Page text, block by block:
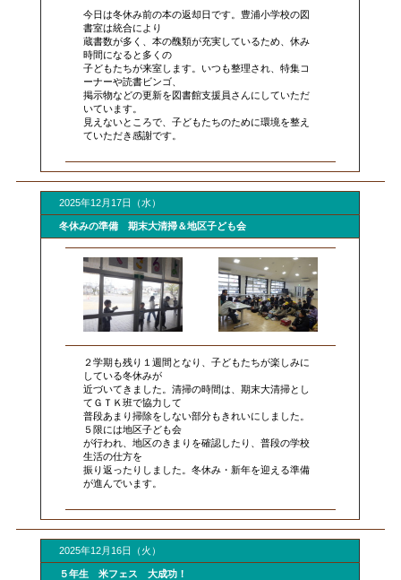
今日は冬休み前の本の返却日です。豊浦小学校の図
書室は統合により
蔵書数が多く、本の醜類が充実しているため、休み
時間になると多くの
子どもたちが来室します。いつも整理され、特集コ
ーナーや読書ビンゴ、
掲示物などの更新を図書館支援員さんにしていただ
いています。
見えないところで、子どもたちのために環境を整え
ていただき感謝です。
2025年12月17日（水）
冬休みの準備 期末大清掃＆地区子ども会
２学期も残り１週間となり、子どもたちが楽しみに
している冬休みが
近づいてきました。清掃の時間は、期末大清掃とし
てＧＴＫ班で協力して
普段あまり掃除をしない部分もきれいにしました。
５限には地区子ども会
が行われ、地区のきまりを確認したり、普段の学校
生活の仕方を
振り返ったりしました。冬休み・新年を迎える準備
が進んでいます。
2025年12月16日（火）
５年生 米フェス 大成功！